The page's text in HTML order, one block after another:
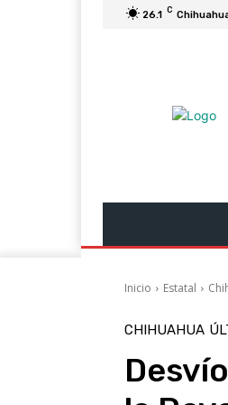
26.1 C
Inicio Estatal
CHIHUAHUA